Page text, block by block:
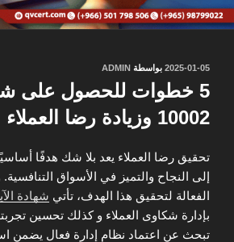
نُشر
2025-01-05 بواسطة ADMIN
5 خطوات للحصول على
10002 وزيادة رضا العملاء
تحقيق رضا العملاء يعد بلا شك هدفًا
إلى النجاح والتميز في الأسواق
الفعالة لتحقيق هذا الهدف، تأتي شهادة الآيزو
بإدارة شكاوى العملاء و كذلك تحسين
تبحث عن اعتماد نظام إدارة فعال يضمن